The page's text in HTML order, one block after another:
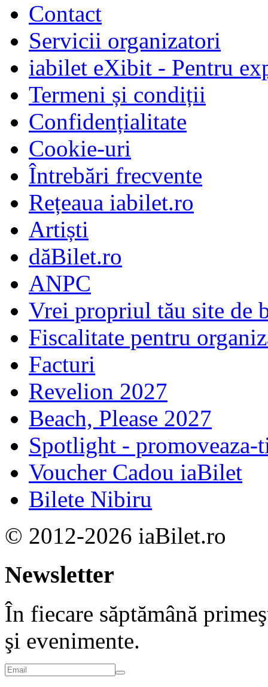
Contact
Servicii organizatori
iabilet eXibit - Pentru
Termeni și condiții
Confidențialitate
Cookie-uri
Întrebări frecvente
Rețeaua iabilet.ro
Artiști
dăBilet.ro
ANPC
Vrei propriul tău site de
Fiscalitate pentru
Facturi
Revelion 2027
Beach, Please 2027
Spotlight - promoveaza-
Voucher Cadou iaBilet
Bilete Nibiru
© 2012-2026 iaBilet.ro
Newsletter
În fiecare săptămână
şi evenimente.